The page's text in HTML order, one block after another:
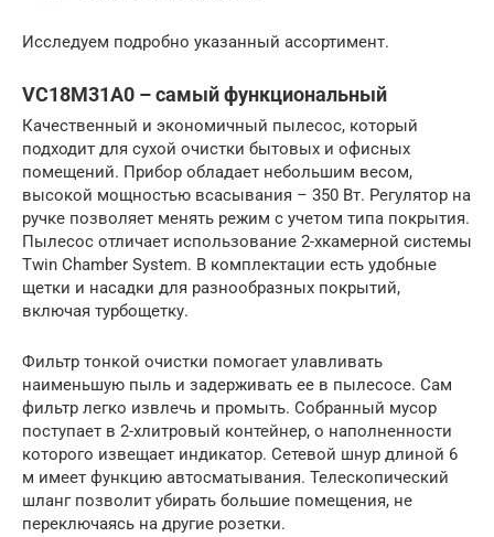
Исследуем подробно указанный ассортимент.
VC18M31A0 – самый функциональный
Качественный и экономичный пылесос, который
подходит для сухой очистки бытовых и офисных
помещений. Прибор обладает небольшим весом,
высокой мощностью всасывания – 350 Вт. Регулятор на
ручке позволяет менять режим с учетом типа покрытия.
Пылесос отличает использование 2-хкамерной системы
Twin Chamber System. В комплектации есть удобные
щетки и насадки для разнообразных покрытий,
включая турбощетку.
Фильтр тонкой очистки помогает улавливать
наименьшую пыль и задерживать ее в пылесосе. Сам
фильтр легко извлечь и промыть. Собранный мусор
поступает в 2-хлитровый контейнер, о наполненности
которого извещает индикатор. Сетевой шнур длиной 6
м имеет функцию автосматывания. Телескопический
шланг позволит убирать большие помещения, не
переключаясь на другие розетки.